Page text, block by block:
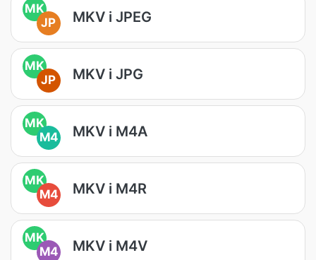
MK
JP
MKV i JPEG
MK
JP
MKV i JPG
MK
M4
MKV i M4A
MK
M4
MKV i M4R
MK
M4
MKV i M4V